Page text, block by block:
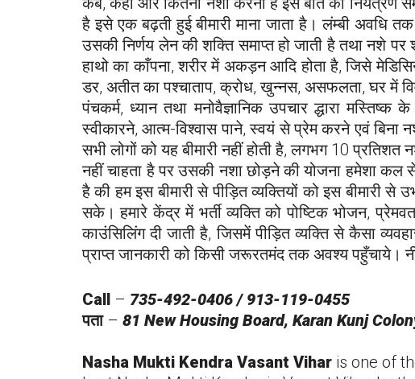
है इसे एक बढ़ती हुई बीमारी माना जाता है। लंम्बी अवधि
उसकी निर्णय लेन की शक्ति समाप्त हो जाती है तथा नशे पर
हाथो का काँपना, शरीर में अकड़न आदि होता है, जिसे
डर, अतीत का पश्चाताप, क्रोध, खुन्नस, असफलता, घर में
पंचकर्म, ध्यान तथा मनोवैज्ञानिक उपचार द्धारा
स्वीकारने, आत्म-विश्वास पाने, स्वयं से प्रेम करने एवं
सभी लोगों को यह बीमारी नहीं होती है, लगभग 10 प्रतिशत
नहीं चाहता है पर उसकी नशा छोड़ने की योजना हमेशा
है की हम इस बीमारी से पीड़ित व्यक्तियों को इस
सके। हमारे केंद्र में भर्ती व्यक्ति को पोष्टिक भोजन,
काउंसिलिंग दी जाती है, जिसमें पीड़ित व्यक्ति से कैसा
प्राप्त जानकारी को किसी जरूरतमंद तक अवश्य पहुँचाये।
Call – 735-492-0406 / 913-119-0455
पता– 81 New Housing Board, Karan Kunj
Nasha Mukti Kendra Vasant Vihar is one of